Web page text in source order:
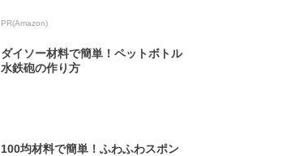
PR(Amazon)
ダイソー材料で簡単！ペットボトル
水鉄砲の作り方
100均材料で簡単！ふわふわスポン